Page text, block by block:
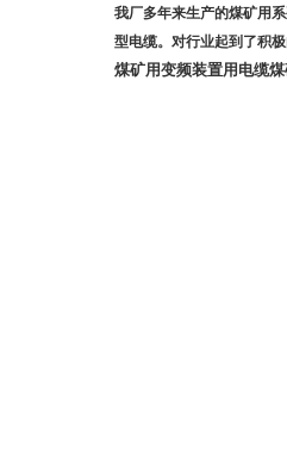
我厂多年来生产的煤矿用
型电缆。对行业起到了积
煤矿用变频装置用电缆